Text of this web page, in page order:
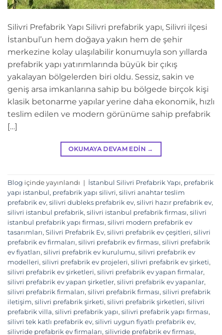
Silivri Prefabrik Yapı Silivri prefabrik yapı, Silivri ilçesi
İstanbul’un hem doğaya yakın hem de şehir
merkezine kolay ulaşılabilir konumuyla son yıllarda
prefabrik yapı yatırımlarında büyük bir çıkış
yakalayan bölgelerden biri oldu. Sessiz, sakin ve
geniş arsa imkanlarına sahip bu bölgede birçok kişi
klasik betonarme yapılar yerine daha ekonomik, hızlı
teslim edilen ve modern görünüme sahip prefabrik
[…]
OKUMAYA DEVAM EDIN →
Blog içinde yayınlandı | İstanbul Silivri Prefabrik Yapı, prefabrik
yapı istanbul, prefabrik yapı silivri, silivri anahtar teslim
prefabrik ev, silivri dubleks prefabrik ev, silivri hazır prefabrik ev,
silivri istanbul prefabrik, silivri istanbul prefabrik firması, silivri
istanbul prefabrik yapı firması, silivri modern prefabrik ev
tasarımları, Silivri Prefabrik Ev, silivri prefabrik ev çeşitleri, silivri
prefabrik ev firmaları, silivri prefabrik ev firması, silivri prefabrik
ev fiyatları, silivri prefabrik ev kurulumu, silivri prefabrik ev
modelleri, silivri prefabrik ev projeleri, silivri prefabrik ev şirketi,
silivri prefabrik ev şirketleri, silivri prefabrik ev yapan firmalar,
silivri prefabrik ev yapan şirketler, silivri prefabrik ev yapanlar,
silivri prefabrik firmaları, silivri prefabrik firması, silivri prefabrik
iletişim, silivri prefabrik şirketi, silivri prefabrik şirketleri, silivri
prefabrik villa, silivri prefabrik yapı, silivri prefabrik yapı firması,
silivri tek katlı prefabrik ev, silivri uygun fiyatlı prefabrik ev,
silivride prefabrik ev firmaları, silivride prefabrik ev firması,